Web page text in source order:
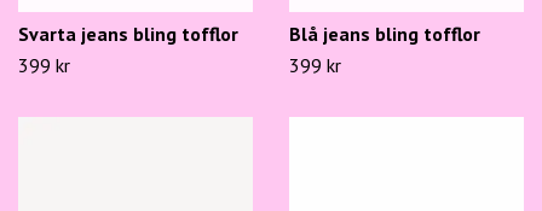
Svarta jeans bling tofflor
399 kr
Blå jeans bling tofflor
399 kr